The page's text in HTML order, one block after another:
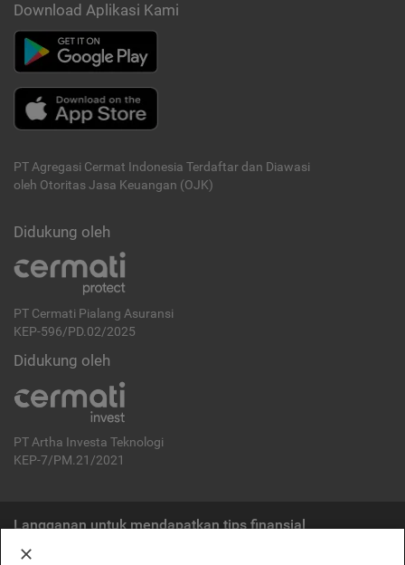
Download Aplikasi Kami
PT Agregasi Cermat Indonesia Terdaftar dan Diawasi
oleh Otoritas Jasa Keuangan (OJK)
Didukung oleh
PT Cermati Pialang Asuransi
KEP-596/PD.02/2025
Didukung oleh
PT Artha Investa Teknologi
KEP-7/PM.21/2021
Langganan untuk mendapatkan tips finansial